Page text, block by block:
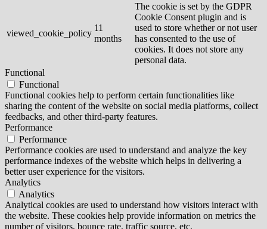
viewed_cookie_policy
11
months
The cookie is set by the GDPR
Cookie Consent plugin and is
used to store whether or not user
has consented to the use of
cookies. It does not store any
personal data.
Functional
Functional
Functional cookies help to perform certain functionalities like
sharing the content of the website on social media platforms, collect
feedbacks, and other third-party features.
Performance
Performance
Performance cookies are used to understand and analyze the key
performance indexes of the website which helps in delivering a
better user experience for the visitors.
Analytics
Analytics
Analytical cookies are used to understand how visitors interact with
the website. These cookies help provide information on metrics the
number of visitors, bounce rate, traffic source, etc.